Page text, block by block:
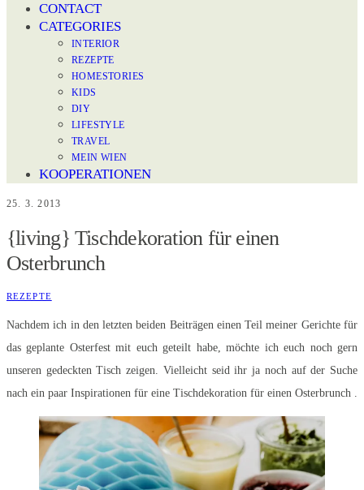
CONTACT
CATEGORIES
INTERIOR
REZEPTE
HOMESTORIES
KIDS
DIY
LIFESTYLE
TRAVEL
MEIN WIEN
KOOPERATIONEN
25. 3. 2013
{living} Tischdekoration für einen
Osterbrunch
REZEPTE
Nachdem ich in den letzten beiden Beiträgen einen Teil meiner Gerichte für
das geplante Osterfest mit euch geteilt habe, möchte ich euch noch gern
unseren gedeckten Tisch zeigen. Vielleicht seid ihr ja noch auf der Suche
nach ein paar Inspirationen für eine Tischdekoration für einen Osterbrunch .